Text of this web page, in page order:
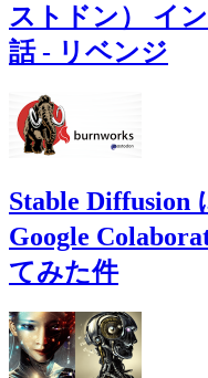
ストドン） イ
話 - リベンジ
Stable Diffusion
Google
てみた件